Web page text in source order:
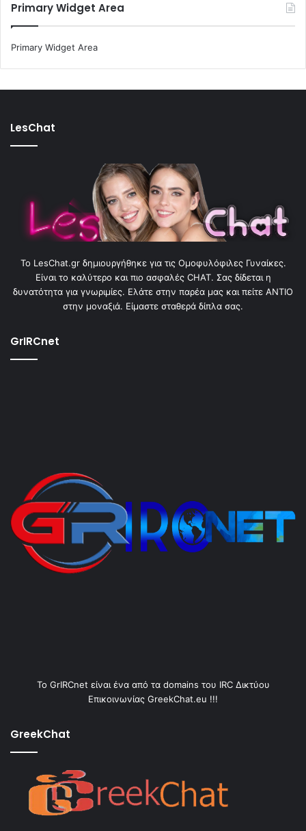
Primary Widget Area
Primary Widget Area
LesChat
To LesChat.gr δημιουργήθηκε για τις Ομοφυλόφιλες Γυναίκες.
Είναι το καλύτερο και πιο ασφαλές CHAT. Σας δίδεται η
δυνατότητα για γνωριμίες. Ελάτε στην παρέα μας και πείτε ΑΝΤΙΟ
στην μοναξιά. Είμαστε σταθερά δίπλα σας.
GrIRCnet
Το GrIRCnet είναι ένα από τα domains του IRC Δικτύου
Επικοινωνίας GreekChat.eu !!!
GreekChat